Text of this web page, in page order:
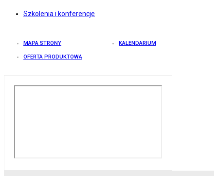
Szkolenia i konferencje
MAPA STRONY KALENDARIUM
OFERTA PRODUKTOWA